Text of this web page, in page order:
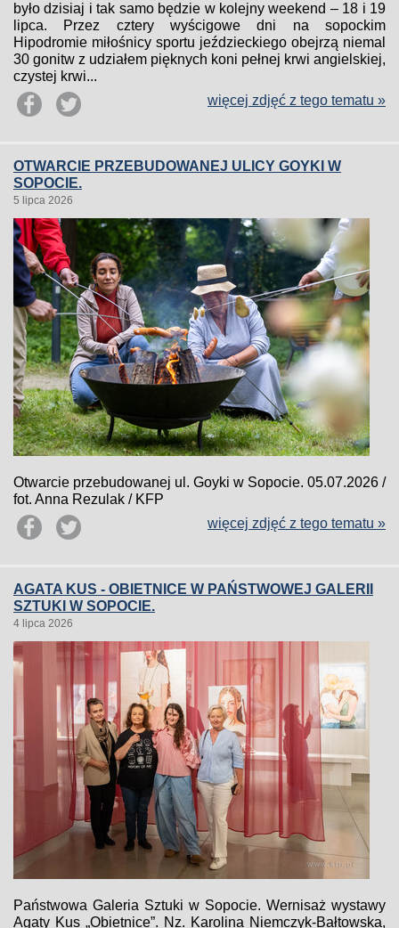
było dzisiaj i tak samo będzie w kolejny weekend – 18 i 19
lipca. Przez cztery wyścigowe dni na sopockim
Hipodromie miłośnicy sportu jeździeckiego obejrzą niemal
30 gonitw z udziałem pięknych koni pełnej krwi angielskiej,
czystej krwi...
więcej zdjęć z tego tematu »
OTWARCIE PRZEBUDOWANEJ ULICY GOYKI W
SOPOCIE.
5 lipca 2026
Otwarcie przebudowanej ul. Goyki w Sopocie. 05.07.2026 /
fot. Anna Rezulak / KFP
więcej zdjęć z tego tematu »
AGATA KUS - OBIETNICE W PAŃSTWOWEJ GALERII
SZTUKI W SOPOCIE.
4 lipca 2026
Państwowa Galeria Sztuki w Sopocie. Wernisaż wystawy
Agaty Kus „Obietnice”. Nz. Karolina Niemczyk-Bałtowska,